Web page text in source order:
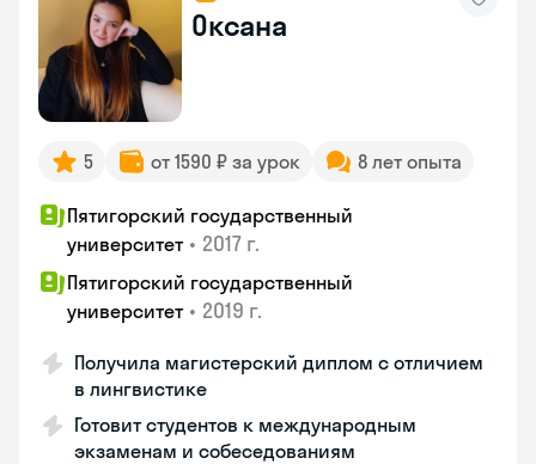
Оксана
5 от 1590 ₽ за урок 8 лет опыта
Пятигорский государственный
университет • 2017 г.
Пятигорский государственный
университет • 2019 г.
Получила магистерский диплом с отличием
в лингвистике
Готовит студентов к международным
экзаменам и собеседованиям